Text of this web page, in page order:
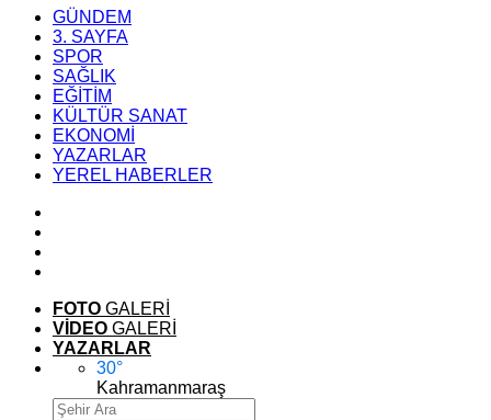
GÜNDEM
3. SAYFA
SPOR
SAĞLIK
EĞİTİM
KÜLTÜR SANAT
EKONOMİ
YAZARLAR
YEREL HABERLER
FOTO GALERİ
VİDEO GALERİ
YAZARLAR
30°
Kahramanmaraş